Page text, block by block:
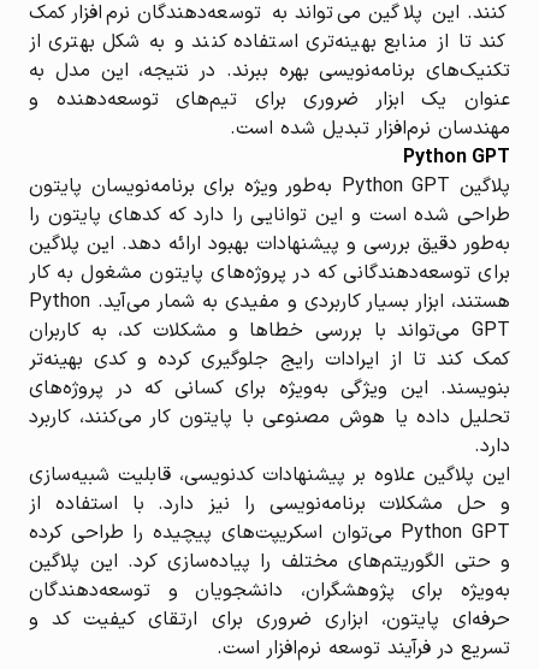
کنند. این پلاگین می‌تواند به توسعه‌دهندگان نرم‌افزار کمک
کند تا از منابع بهینه‌تری استفاده کنند و به شکل بهتری از
تکنیک‌های برنامه‌نویسی بهره ببرند. در نتیجه، این مدل به
عنوان یک ابزار ضروری برای تیم‌های توسعه‌دهنده و
مهندسان نرم‌افزار تبدیل شده است.
Python GPT
پلاگین Python GPT به‌طور ویژه برای برنامه‌نویسان پایتون
طراحی شده است و این توانایی را دارد که کدهای پایتون را
به‌طور دقیق بررسی و پیشنهادات بهبود ارائه دهد. این پلاگین
برای توسعه‌دهندگانی که در پروژه‌های پایتون مشغول به کار
هستند، ابزار بسیار کاربردی و مفیدی به شمار می‌آید. Python
GPT می‌تواند با بررسی خطاها و مشکلات کد، به کاربران
کمک کند تا از ایرادات رایج جلوگیری کرده و کدی بهینه‌تر
بنویسند. این ویژگی به‌ویژه برای کسانی که در پروژه‌های
تحلیل داده یا هوش مصنوعی با پایتون کار می‌کنند، کاربرد
دارد.
این پلاگین علاوه بر پیشنهادات کدنویسی، قابلیت شبیه‌سازی
و حل مشکلات برنامه‌نویسی را نیز دارد. با استفاده از
Python GPT می‌توان اسکریپت‌های پیچیده را طراحی کرده
و حتی الگوریتم‌های مختلف را پیاده‌سازی کرد. این پلاگین
به‌ویژه برای پژوهشگران، دانشجویان و توسعه‌دهندگان
حرفه‌ای پایتون، ابزاری ضروری برای ارتقای کیفیت کد و
تسریع در فرآیند توسعه نرم‌افزار است.